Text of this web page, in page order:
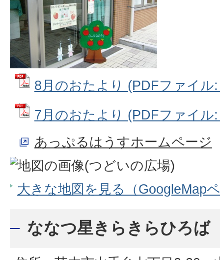
8月のおたより (PDFファイル
7月のおたより (PDFファイル
あっぷるはうすホームページ
大きな地図を見る（GoogleMap
ななつ星きらきらひろば